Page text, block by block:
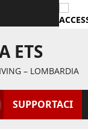
ETS
– LOMBARDIA
SUPPORTACI